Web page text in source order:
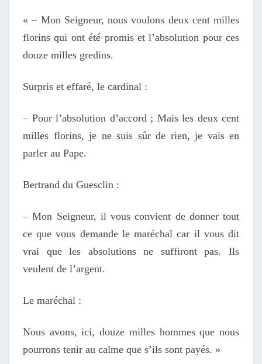
« – Mon Seigneur, nous voulons deux cent milles
florins qui ont été promis et l’absolution pour ces
douze milles gredins.
Surpris et effaré, le cardinal :
– Pour l’absolution d’accord ; Mais les deux cent
milles florins, je ne suis sûr de rien, je vais en
parler au Pape.
Bertrand du Guesclin :
– Mon Seigneur, il vous convient de donner tout
ce que vous demande le maréchal car il vous dit
vrai que les absolutions ne suffiront pas. Ils
veulent de l’argent.
Le maréchal :
Nous avons, ici, douze milles hommes que nous
pourrons tenir au calme que s’ils sont payés. »